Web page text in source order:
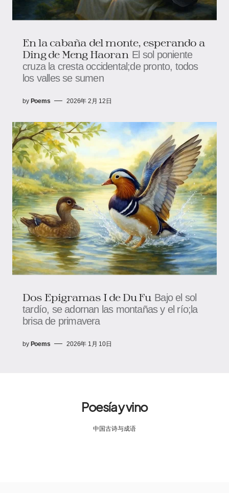
En la cabaña del monte, esperando a
Ding de Meng Haoran El sol poniente
cruza la cresta occidental;de pronto, todos
los valles se sumen
by Poems 2026年 2月 12日
Dos Epigramas I de Du Fu Bajo el sol
tardío, se adornan las montañas y el río;la
brisa de primavera
by Poems 2026年 1月 10日
Poesía y vino
中国古诗与成语